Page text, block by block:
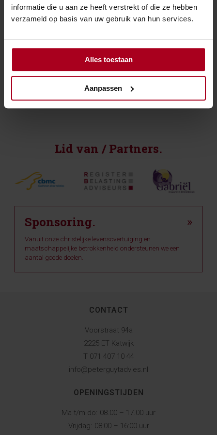
informatie die u aan ze heeft verstrekt of die ze hebben
verzameld op basis van uw gebruik van hun services.
Alles toestaan
Aanpassen
opgegeven bedragen.
Overzicht
Lid van / Partners.
Sponsoring. »
Vanuit onze christelijke levensovertuiging en
maatschappelijke betrokkenheid ondersteunen we een
aantal goede doelen.
CONTACT
Voorstraat 94a
2225 ET Katwijk
T 071 407 10 44
info@peterguytadvies.nl
OPENINGSTIJDEN
Ma t/m do: 08.00 – 17.00 uur
Vrijdag: 08:00 – 16:00 uur